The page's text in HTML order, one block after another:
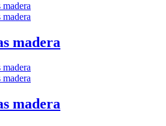
madera
madera